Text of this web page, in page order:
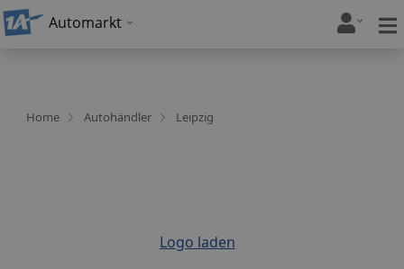
Automarkt
Home Autohändler Leipzig
Logo laden